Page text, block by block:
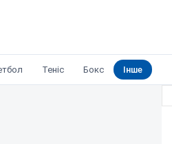
Теніс Бокс Інше